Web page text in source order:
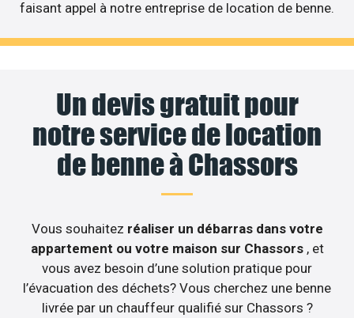
faisant appel à notre entreprise de location de benne.
Un devis gratuit pour
notre service de location
de benne à Chassors
Vous souhaitez réaliser un débarras dans votre
appartement ou votre maison sur Chassors , et
vous avez besoin d’une solution pratique pour
l’évacuation des déchets? Vous cherchez une benne
livrée par un chauffeur qualifié sur Chassors ?